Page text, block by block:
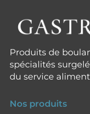
Produits de
spécialités
du service
Nos produits